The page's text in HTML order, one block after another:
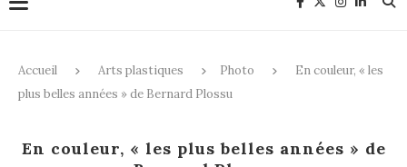
Accueil Arts plastiques Photo
En couleur, « les
plus belles années » de Bernard Plossu
En couleur, « les plus belles années » de